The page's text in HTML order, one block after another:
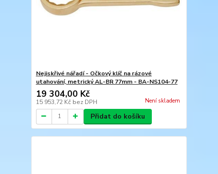
Nejiskřivé nářadí - Očkový klíč na rázové
utahování, metrický AL-BR 77mm - BA-NS104-77
19 304,00 Kč
15 953,72 Kč bez DPH Není skladem
Přidat do košíku